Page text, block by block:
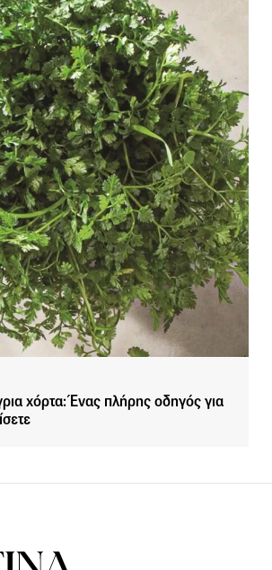
χόρτα: Ένας πλήρης οδηγός για